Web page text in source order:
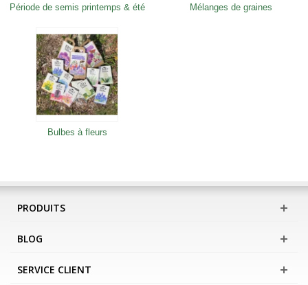
Période de semis printemps & été Mélanges de graines
Bulbes à fleurs
PRODUITS
BLOG
SERVICE CLIENT